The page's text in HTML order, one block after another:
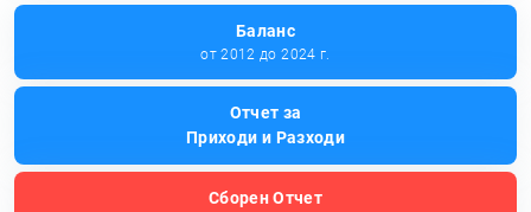
Баланс
от 2012 до 2024 г.
Отчет за
Приходи и Разходи
Сборен Отчет